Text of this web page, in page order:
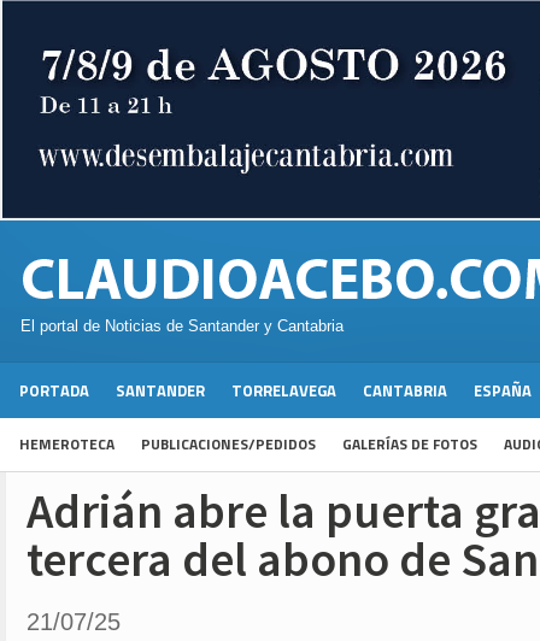
El portal de Noticias de Santander y Cantabria
PORTADA SANTANDER TORRELAVEGA CANTABRIA ESPAÑA
HEMEROTECA PUBLICACIONES/PEDIDOS GALERÍAS DE FOTOS
Adrián abre la puerta
tercera del abono de
21/07/25